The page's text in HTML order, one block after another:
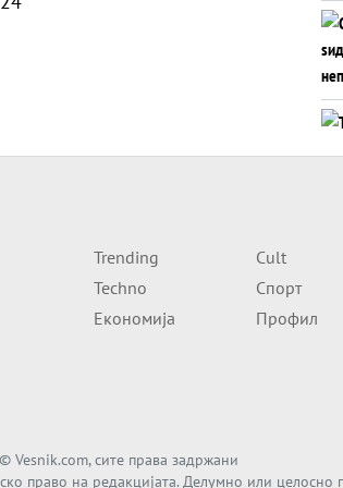
Trending
Techno
Економија
Cult
Спорт
Профил
© Vesnik.com, сите права задржани
право на редакцијата. Делумно или целосно